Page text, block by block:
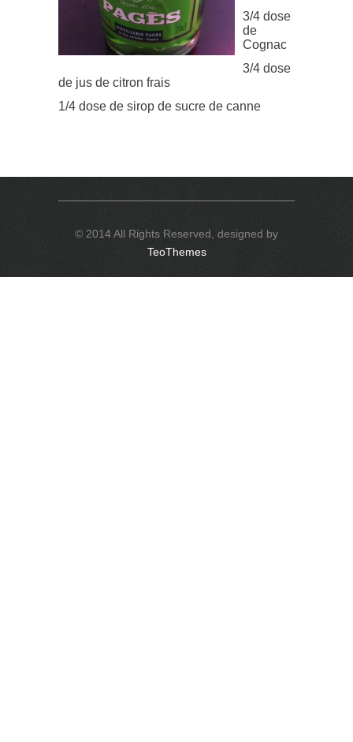
3/4 dose
de
Cognac
3/4 dose
de jus de citron frais
1/4 dose de sirop de sucre de canne
© 2014 All Rights Reserved, designed by
TeoThemes